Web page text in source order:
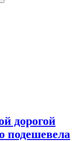
дорогой
подешевела